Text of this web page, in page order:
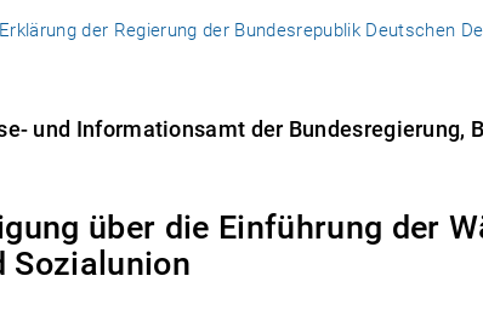
Erklärung der Regierung der Bundesrepublik Deutschen
und Informationsamt der Bundesregierung,
über die Einführung der
Sozialunion